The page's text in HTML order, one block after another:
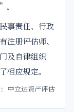
事责任、行政
注册评估师、
及自律组织
相应规定。
中立达资产评估